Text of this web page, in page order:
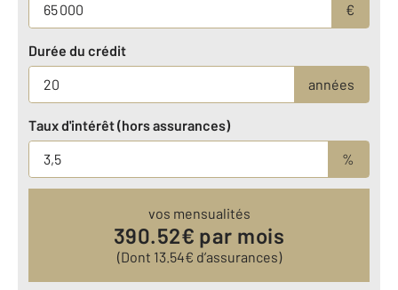
€
Durée du crédit
années
Taux d'intérêt (hors assurances)
%
vos mensualités
390.52€ par mois
(Dont 13.54€ d’assurances)